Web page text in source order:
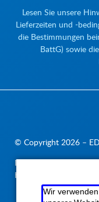
Lesen Sie unsere
Lieferzeiten und -
die Bestimmungen
BattG) sowie
© Copyright 2026 –
Navigation
überspringen
Impressum
Kontakt
Wir